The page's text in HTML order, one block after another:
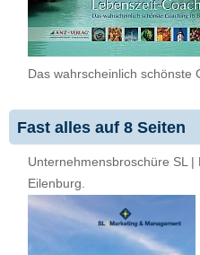
Das wahrscheinlich schönste
Fast alles auf 8 Seiten
Unternehmensbroschüre SL |
Eilenburg.